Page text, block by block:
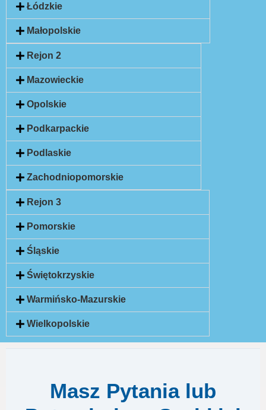
Rejon 3
Pomorskie
Śląskie
Świętokrzyskie
Warmińsko-Mazurskie
Wielkopolskie
Rejon 2
Mazowieckie
Opolskie
Podkarpackie
Podlaskie
Zachodniopomorskie
Łódzkie
Małopolskie
Masz Pytania lub